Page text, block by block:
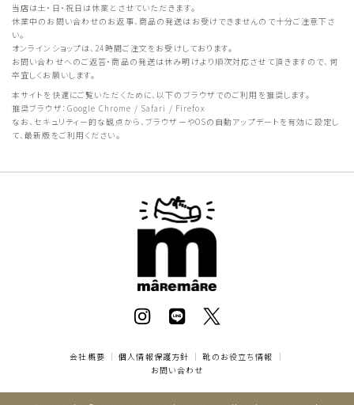
当店は土・日・祝日は休業とさせていただきます。
休業中のお問い合わせのお返事、商品の発送はお受けできませんので十分ご注意下さ
い。
オンラインショップは、24時間ご注文をお受けしております。
お問い合わせへのご返答・商品の発送は休み明けより順次対応させて頂きますので、何
卒宜しくお願いします。
本サイトを快適にご覧いただくために、以下のブラウザでのご利用を推奨します。
推奨ブラウザ：Google Chrome / Safari / Firefox
なお、セキュリティー的な観点から、ブラウザーやOSの自動アップデートを有効に設定し
て、最新版をご利用ください。
会社概要 ｜個人情報保護方針 ｜靴のお役立ち情報 ｜
お問い合わせ